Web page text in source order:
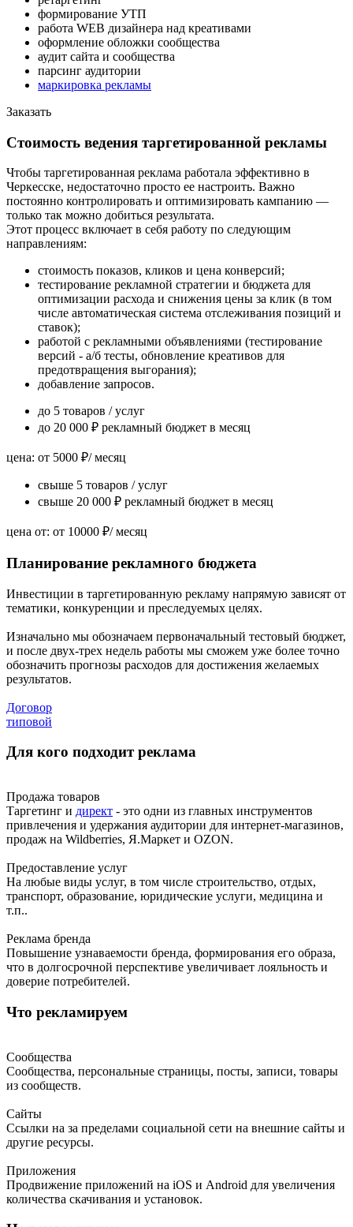
формирование УТП
работа WEB дизайнера над креативами
оформление обложки сообщества
аудит сайта и сообщества
парсинг аудитории
маркировка рекламы
Заказать
Стоимость ведения таргетированной рекламы
Чтобы таргетированная реклама работала эффективно в
Черкесске, недостаточно просто ее настроить. Важно
постоянно контролировать и оптимизировать кампанию —
только так можно добиться результата.
Этот процесс включает в себя работу по следующим
направлениям:
стоимость показов, кликов и цена конверсий;
тестирование рекламной стратегии и бюджета для
оптимизации расхода и снижения цены за клик (в том
числе автоматическая система отслеживания позиций и
ставок);
работой с рекламными объявлениями (тестирование
версий - а/б тесты, обновление креативов для
предотвращения выгорания);
добавление запросов.
до 5 товаров / услуг
до 20 000 ₽ рекламный бюджет в месяц
цена: от 5000 ₽/ месяц
свыше 5 товаров / услуг
свыше 20 000 ₽ рекламный бюджет в месяц
цена от: от 10000 ₽/ месяц
Планирование рекламного бюджета
Инвестиции в таргетированную рекламу напрямую зависят от
тематики, конкуренции и преследуемых целях.
Изначально мы обозначаем первоначальный тестовый бюджет,
и после двух-трех недель работы мы сможем уже более точно
обозначить прогнозы расходов для достижения желаемых
результатов.
Договор
типовой
Для кого подходит реклама
Продажа товаров
Таргетинг и директ - это одни из главных инструментов
привлечения и удержания аудитории для интернет-магазинов,
продаж на Wildberries, Я.Маркет и OZON.
Предоставление услуг
На любые виды услуг, в том числе строительство, отдых,
транспорт, образование, юридические услуги, медицина и
т.п..
Реклама бренда
Повышение узнаваемости бренда, формирования его образа,
что в долгосрочной перспективе увеличивает лояльность и
доверие потребителей.
Что рекламируем
Сообщества
Сообщества, персональные страницы, посты, записи, товары
из сообществ.
Сайты
Ссылки на за пределами социальной сети на внешние сайты и
другие ресурсы.
Приложения
Продвижение приложений на iOS и Android для увеличения
количества скачивания и установок.